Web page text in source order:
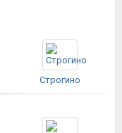
Строгино